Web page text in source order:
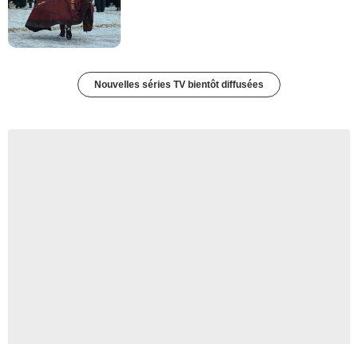
Nouvelles séries TV bientôt diffusées